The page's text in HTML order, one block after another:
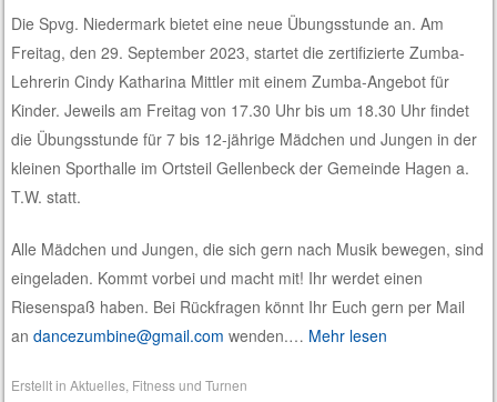
Die Spvg. Niedermark bietet eine neue Übungsstunde an. Am
Freitag, den 29. September 2023, startet die zertifizierte Zumba-
Lehrerin Cindy Katharina Mittler mit einem Zumba-Angebot für
Kinder. Jeweils am Freitag von 17.30 Uhr bis um 18.30 Uhr findet
die Übungsstunde für 7 bis 12-jährige Mädchen und Jungen in der
kleinen Sporthalle im Ortsteil Gellenbeck der Gemeinde Hagen a.
T.W. statt.
Alle Mädchen und Jungen, die sich gern nach Musik bewegen, sind
eingeladen. Kommt vorbei und macht mit! Ihr werdet einen
Riesenspaß haben. Bei Rückfragen könnt Ihr Euch gern per Mail
andancezumbine@gmail.com wenden.… Mehr lesen
Erstellt inAktuelles Fitness und Turnen